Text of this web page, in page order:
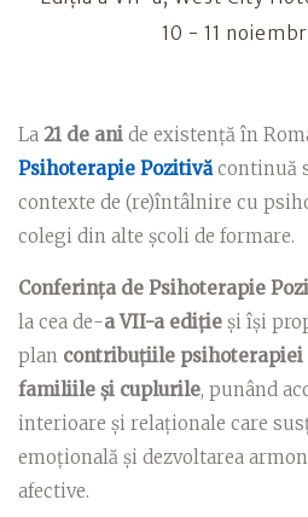
10 - 11
La 21 de ani de existență în
Psihoterapie Pozitivăcontinuă
contexte de (re)întâlnire cu
colegi din alte școli de formare.
Conferința de Psihoterapie
la cea de-a VII-a ediție și își
plan contribuțiile psihoterapiei
familiile și cuplurile, punând
interioare și relaționale care
emoțională și dezvoltarea
afective.